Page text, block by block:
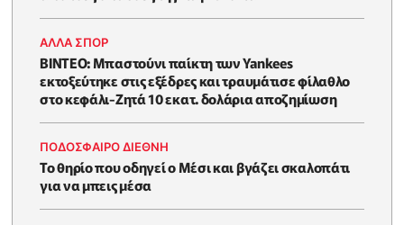
ΑΛΛΑ ΣΠΟΡ
ΒΙΝΤΕΟ: Μπαστούνι παίκτη των Yankees
εκτοξεύτηκε στις εξέδρες και τραυμάτισε φίλαθλο
στο κεφάλι-Ζητά 10 εκατ. δολάρια αποζημίωση
ΠΟΔΟΣΦΑΙΡΟ ΔΙΕΘΝΗ
Το θηρίο που οδηγεί ο Μέσι και βγάζει σκαλοπάτι
για να μπεις μέσα